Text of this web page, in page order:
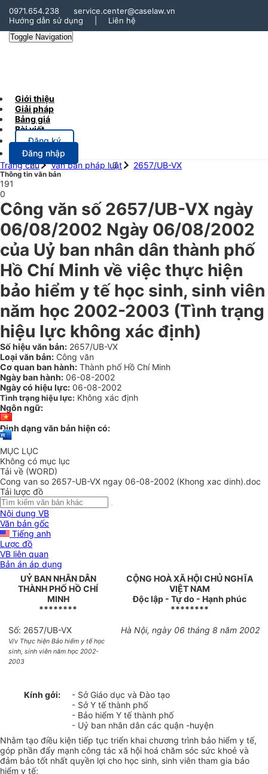
0971.654.238
service.center@caselaw.vn
Hướng dẫn sử dụng
Liên hệ
Toggle Navigation
Giới thiệu
Giải pháp
Bảng giá
Bài viết
Đăng ký
Đăng nhập
Trang chủ
Văn bản pháp luật 2657/UB-VX
Thông tin văn bản
191
0
Công văn số 2657/UB-VX ngày
06/08/2002 Ngày 06/08/2002
của Uỷ ban nhân dân thành phố
Hồ Chí Minh về việc thực hiện
bảo hiểm y tế học sinh, sinh viên
năm học 2002-2003 (Tình trạng
hiệu lực không xác định)
Số hiệu văn bản: 2657/UB-VX
Loại văn bản: Công văn
Cơ quan ban hành: Thành phố Hồ Chí Minh
Ngày ban hành: 06-08-2002
Ngày có hiệu lực: 06-08-2002
Tình trạng hiệu lực: Không xác định
Ngôn ngữ:
Định dạng văn bản hiện có:
MỤC LỤC
Không có mục lục
Tải về (WORD)
Cong van so 2657-UB-VX ngay 06-08-2002 (Khong xac dinh).doc
Tải lược đồ
Nội dung VB
Văn bản gốc
Tiếng anh
Lược đồ
VB liên quan
Bản án áp dụng
UỶ BAN NHÂN DÂN
THÀNH PHỐ HỒ CHÍ
MINH
********
CỘNG HOÀ XÃ HỘI CHỦ NGHĨA
VIỆT NAM
Độc lập - Tự do - Hạnh phúc
********
Số: 2657/UB-VX
V/v Thực hiện Bảo hiểm y tế học
sinh, sinh viên năm học 2002-
2003
Hà Nội, ngày 06 tháng 8 năm 2002
Kính gởi:
- Sở Giáo dục và Đào tạo
- Sở Y tế thành phố
- Bảo hiểm Y tế thành phố
- Uỷ ban nhân dân các quận -huyện
Nhằm tạo điều kiện tiếp tục triển khai chương trình bảo hiểm y tế,
góp phần đẩy mạnh công tác xã hội hoá chăm sóc sức khoẻ và
đảm bảo tốt nhất quyền lợi cho học sinh, sinh viên tham gia bảo
hiểm y tế;